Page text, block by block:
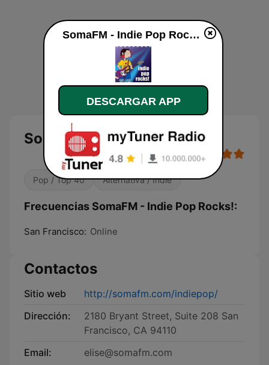
SomaFM - Indie Pop Rocks!
Pop / Top 40 Alternativa / Indie
Frecuencias SomaFM - Indie Pop Rocks!:
San Francisco: Online
Contactos
Sitio web
http://somafm.com/indiepop/
Dirección:
2180 Bryant Street, Suite 208 San
Francisco, CA 94110
Email:
elise@somafm.com
SomaFM - Indie Pop Rocks! en vivo
DESCARGAR APP